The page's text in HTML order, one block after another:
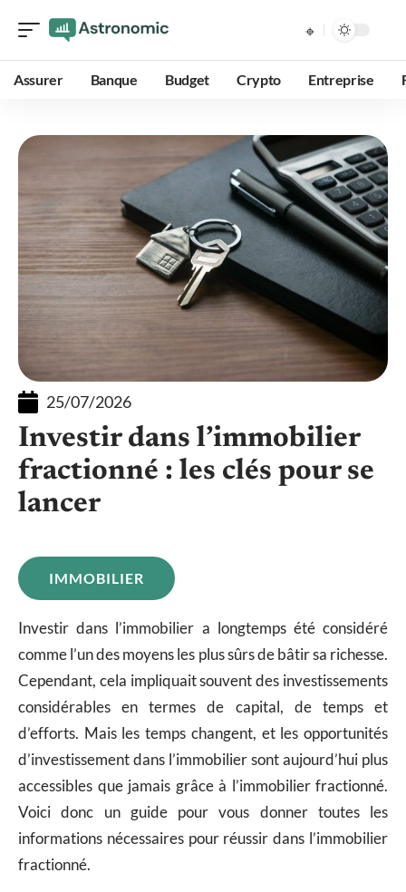
Assurer Banque Budget Crypto Entreprise
25/07/2026
Investir dans l’immobilier
fractionné : les clés pour se
lancer
IMMOBILIER
Investir dans l’immobilier a longtemps été considéré
comme l’un des moyens les plus sûrs de bâtir sa richesse.
Cependant, cela impliquait souvent des investissements
considérables en termes de capital, de temps et
d’efforts. Mais les temps changent, et les opportunités
d’investissement dans l’immobilier sont aujourd’hui plus
accessibles que jamais grâce à l’immobilier fractionné.
Voici donc un guide pour vous donner toutes les
informations nécessaires pour réussir dans l’immobilier
fractionné.